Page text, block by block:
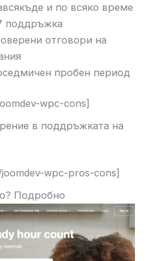
и по всяко време
поддръжка
отговори на
пробен период
wpc-cons]
в поддръжката на
wpc-pros-cons]
Подробно